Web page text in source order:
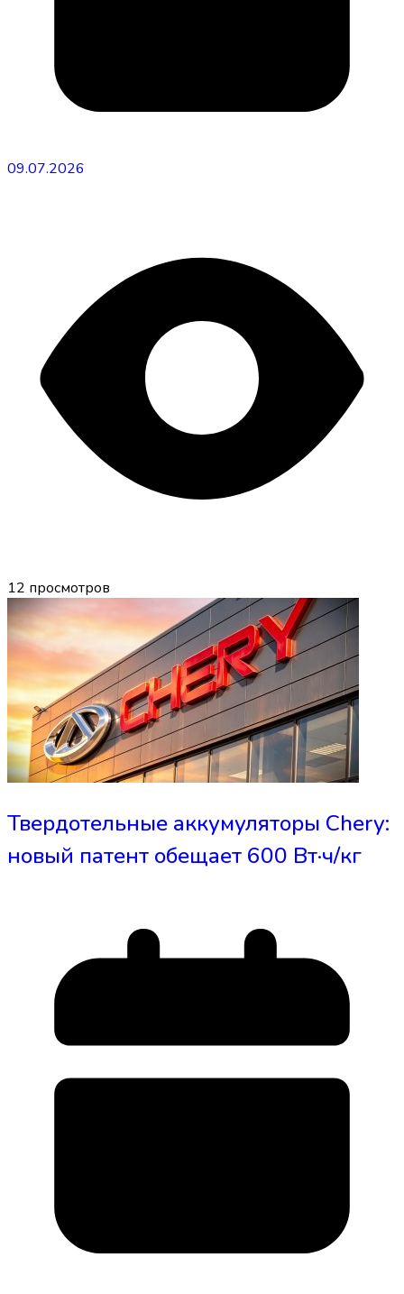
09.07.2026
12 просмотров
Твердотельные аккумуляторы Chery:
новый патент обещает 600 Вт·ч/кг